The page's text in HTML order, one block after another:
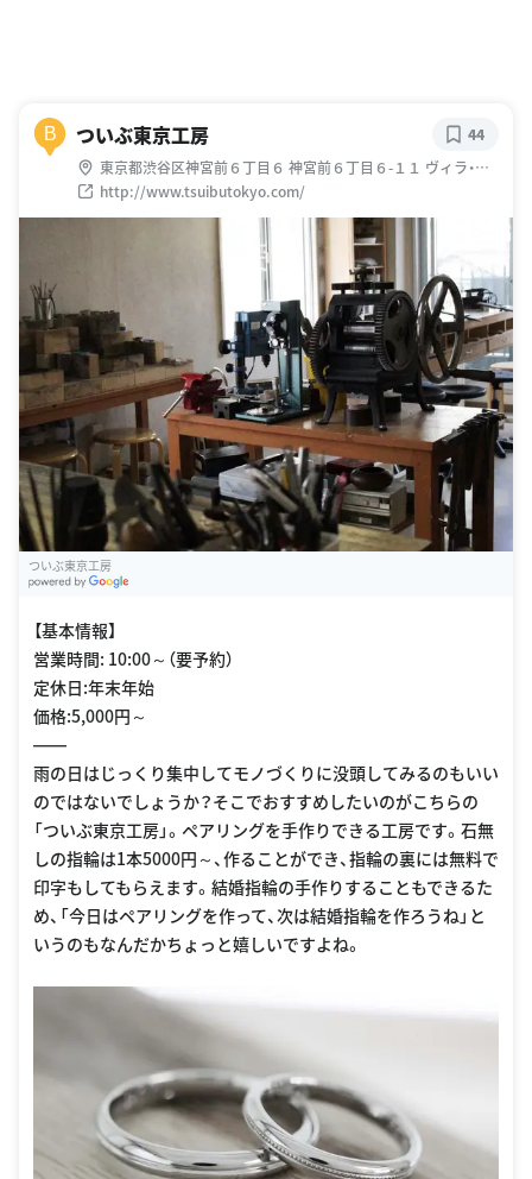
B ついぶ東京工房
東京都渋谷区神宮前６丁目６ 神宮前６丁目６-１１ ヴィラ・ハ
セ３Ｆ・４F
http://www.tsuibutokyo.com/
44
ついぶ東京工房
【基本情報】
営業時間: 10:00～（要予約）
定休日:年末年始
価格:5,000円～
――
雨の日はじっくり集中してモノづくりに没頭してみるのもいい
のではないでしょうか？そこでおすすめしたいのがこちらの
「ついぶ東京工房」。ペアリングを手作りできる工房です。石無
しの指輪は1本5000円～、作ることができ、指輪の裏には無料で
印字もしてもらえます。結婚指輪の手作りすることもできるた
め、「今日はペアリングを作って、次は結婚指輪を作ろうね」と
いうのもなんだかちょっと嬉しいですよね。